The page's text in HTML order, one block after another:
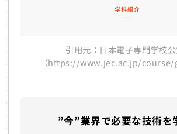
引用元：日本電子専門学校
（https://www.jec.ac.jp/course/
”今”業界で必要な技術を